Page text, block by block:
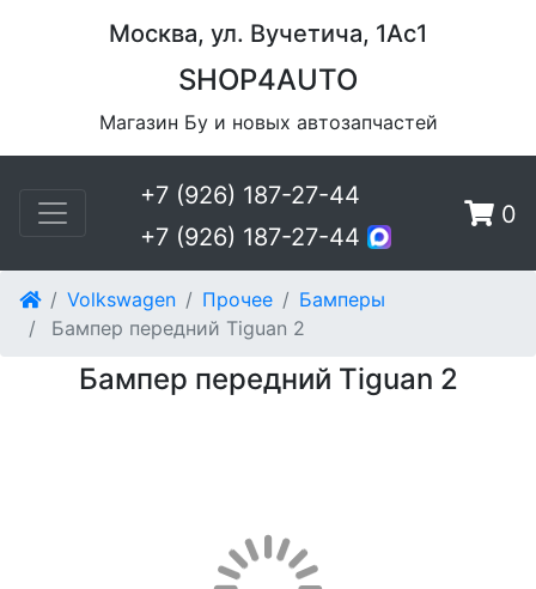
Москва, ул. Вучетича, 1Ас1
SHOP4AUTO
Магазин Бу и новых автозапчастей
+7 (926) 187-27-44
+7 (926) 187-27-44
0
Volkswagen Прочее
Бамперы
Бампер передний Tiguan 2
Бампер передний Tiguan 2